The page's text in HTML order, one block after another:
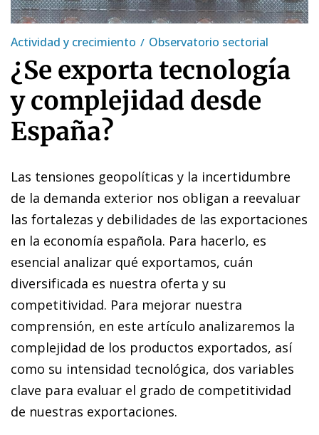
Actividad y crecimiento Observatorio sectorial
¿Se exporta tecnología
y complejidad desde
España?
Las tensiones geopolíticas y la incertidumbre
de la demanda exterior nos obligan a reevaluar
las fortalezas y debilidades de las exportaciones
en la economía española. Para hacerlo, es
esencial analizar qué exportamos, cuán
diversificada es nuestra oferta y su
competitividad. Para mejorar nuestra
comprensión, en este artículo analizaremos la
complejidad de los productos exportados, así
como su intensidad tecnológica, dos variables
clave para evaluar el grado de competitividad
de nuestras exportaciones.